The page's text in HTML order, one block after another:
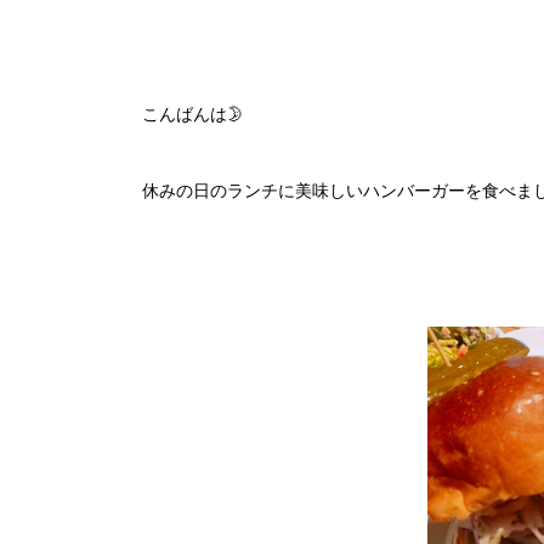
こんばんは🌛
休みの日のランチに美味しいハンバーガーを食べま